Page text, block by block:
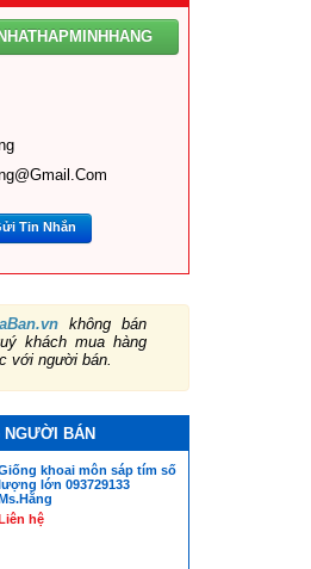
Tin Nhắn
không bán
khách mua hàng
với người bán.
NGƯỜI BÁN
khoai môn sáp tím số
lớn 093729133
hệ